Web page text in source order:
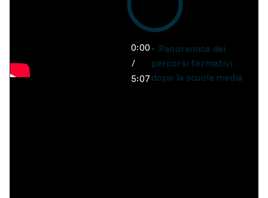
0:00
/
5:07
Panoramica dei
percorsi formativi
dopo la scuola media